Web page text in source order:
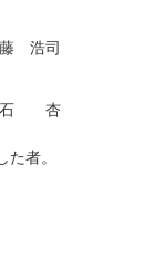
浩司
石 杏
者。